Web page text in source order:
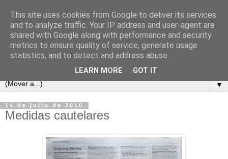
▼
14 de julio de 2010
Medidas cautelares
This site uses cookies from Google to deliver its services
and to analyze traffic. Your IP address and user-agent are
shared with Google along with performance and security
metrics to ensure quality of service, generate usage
statistics, and to detect and address abuse.
LEARN MORE GOT IT